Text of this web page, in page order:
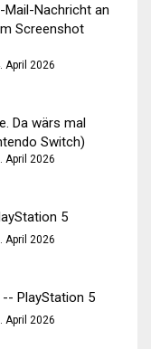
Mail-Nachricht an
Screenshot
April 2026
Da wärs mal
Switch)
April 2026
5
April 2026
PlayStation 5
April 2026